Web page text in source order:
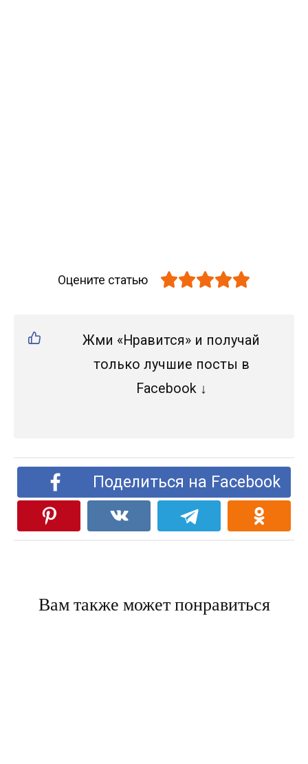
Оцените статью
Жми «Нравится» и получай
только лучшие посты в
Facebook ↓
Поделиться на Facebook
Вам также может понравиться